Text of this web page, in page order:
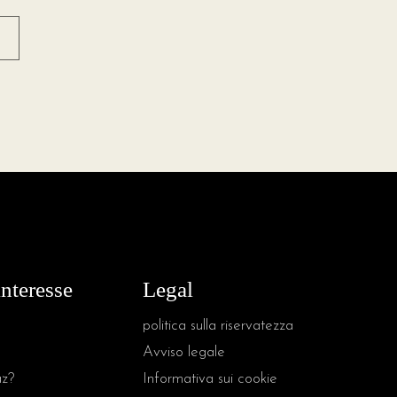
Legal
politica sulla riservatezza
Avviso legale
Informativa sui cookie